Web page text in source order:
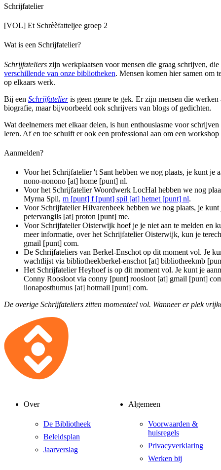
Schrijfatelier
[VOL] Et Schrèèfatteljee groep 2
Wat is een Schrijfatelier?
Schrijfateliers zijn werkplaatsen voor mensen die graag schrijven,
verschillende van onze bibliotheken. Mensen komen hier samen om
op elkaars werk.
Bij een Schrijfatelieris geen genre te gek. Er zijn mensen die werken
biografie, maar bijvoorbeeld ook schrijvers van blogs of gedichten.
Wat deelnemers met elkaar delen, is hun enthousiasme voor
leren. Af en toe schuift er ook een professional aan om een workshop
Aanmelden?
Voor het Schrijfatelier 't Sant hebben we nog plaats, je kunt je
nono-nonono [at] home [punt] nl.
Voor het Schrijfatelier Woordwerk LocHal hebben we nog
Myrna Spil, m [punt] f [punt] spil [at] hetnet [punt] nl.
Voor Schrijfatelier Hilvarenbeek hebben we nog plaats, je
petervangils [at] proton [punt] me.
Voor Schrijfatelier Oisterwijk hoef je je niet aan te melden en
meer informatie, over het Schrijfatelier Oisterwijk, kun je
gmail [punt] com.
De Schrijfateliers van Berkel-Enschot op dit moment vol. Je
wachtlijst via bibliotheekberkel-enschot [at] bibliotheekmb
Het Schrijfatelier Heyhoef is op dit moment vol. Je kunt je
Conny Roosloot via conny [punt] roosloot [at] gmail [punt]
ilonaposthumus [at] hotmail [punt] com.
De overige Schrijfateliers zitten momenteel vol. Wanneer er plek
Over
De Bibliotheek
Beleidsplan
Jaarverslag
Algemeen
Voorwaarden &
huisregels
Privacyverklaring
Werken bij